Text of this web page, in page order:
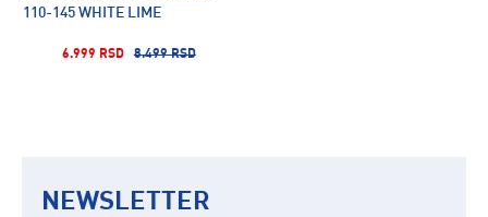
110-145 WHITE LIME
6.999 RSD 8.499 RSD
NEWSLETTER